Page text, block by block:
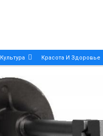
Культура Красота И Здоровье